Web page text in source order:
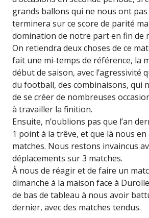
grands ballons qui ne nous ont
terminera sur ce score de parité
domination de notre part en fin de
On retiendra deux choses de ce
fait une mi-temps de référence, la
début de saison, avec l’agressivité
du football, des combinaisons, qui
de se créer de nombreuses
à travailler la finition.
Ensuite, n’oublions pas que l’an
1 point à la trêve, et que là nous en
matches. Nous restons invaincus
déplacements sur 3 matches.
À nous de réagir et de faire un
dimanche à la maison face à
de bas de tableau à nous avoir
dernier, avec des matches tendus.